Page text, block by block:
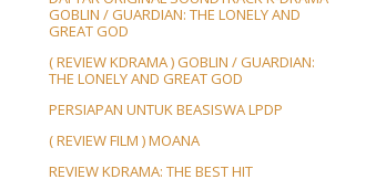
GOBLIN / GUARDIAN: THE LONELY AND
GREAT GOD
( REVIEW KDRAMA ) GOBLIN / GUARDIAN:
THE LONELY AND GREAT GOD
PERSIAPAN UNTUK BEASISWA LPDP
( REVIEW FILM ) MOANA
REVIEW KDRAMA: THE BEST HIT